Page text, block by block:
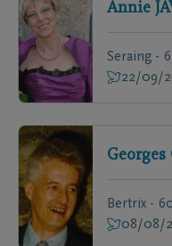
Annie
Seraing -
22/09/
Georges
Bertrix -
08/08/